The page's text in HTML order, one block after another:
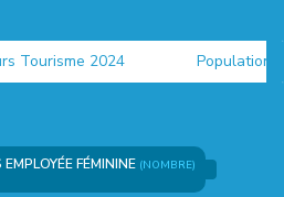
2024 Population
FÉMININE (NOMBRE)